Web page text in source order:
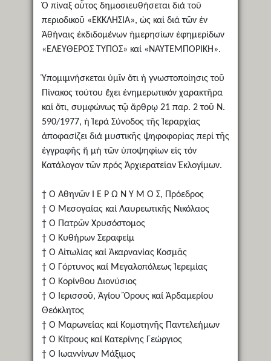
Ὁ πίναξ οὗτος δημοσιευθήσεται διά τοῦ
περιοδικοῦ «ΕΚΚΛΗΣΙΑ», ὡς καί διά τῶν ἐν
Ἀθήναις ἐκδιδομένων ἡμερησίων ἐφημερίδων
«ΕΛΕΥΘΕΡΟΣ ΤΥΠΟΣ» καί «ΝΑΥΤΕΜΠΟΡΙΚΗ».
Ὑπομιμνήσκεται ὑμῖν ὅτι ἡ γνωστοποίησις τοῦ
Πίνακος τούτου ἔχει ἐνημερωτικόν χαρακτῆρα
καί ὅτι, συμφώνως τῷ ἄρθρῳ 21 παρ. 2 τοῦ Ν.
590/1977, ἡ Ἱερά Σύνοδος τῆς Ἱεραρχίας
ἀποφασίζει διά μυστικῆς ψηφοφορίας περί τῆς
ἐγγραφῆς ἤ μή τῶν ὑποψηφίων εἰς τόν
Κατάλογον τῶν πρός Ἀρχιερατείαν Ἐκλογίμων.
† Ὁ Ἀθηνῶν Ι Ε Ρ Ω Ν Υ Μ Ο Σ, Πρόεδρος
† Ὁ Μεσογαίας καί Λαυρεωτικῆς Νικόλαος
† Ὁ Πατρῶν Χρυσόστομος
† Ὁ Κυθήρων Σεραφείμ
† Ὁ Αἰτωλίας καί Ἀκαρνανίας Κοσμᾶς
† Ὁ Γόρτυνος καί Μεγαλοπόλεως Ἱερεμίας
† Ὁ Κορίνθου Διονύσιος
† Ὁ Ἱερισσοῦ, Ἁγίου Ὄρους καί Ἀρδαμερίου
Θεόκλητος
† Ὁ Μαρωνείας καί Κομοτηνῆς Παντελεήμων
† Ὁ Κίτρους καί Κατερίνης Γεώργιος
† Ὁ Ἰωαννίνων Μάξιμος